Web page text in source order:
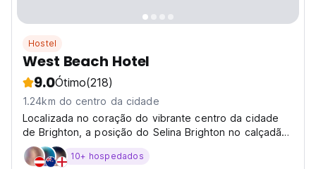
Hostel
West Beach Hotel
9.0Ótimo(218)
1.24km do centro da cidade
Localizada no coração do vibrante centro da cidade
de Brighton, a posição do Selina Brighton no calçadão
garante esp
10+ hospedados